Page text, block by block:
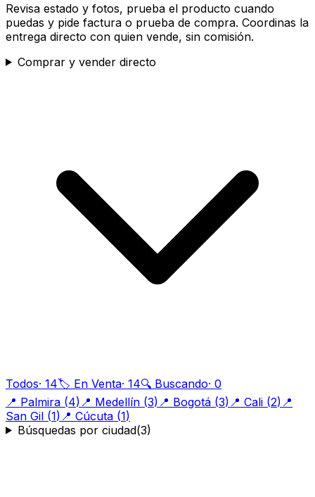
Revisa estado y fotos, prueba el producto cuando
puedas y pide factura o prueba de compra. Coordinas la
entrega directo con quien vende, sin comisión.
Comprar y vender directo
Todos· 14🏷️ En Venta· 14🔍 Buscando· 0
📍 Palmira (4) 📍 Medellín (3) 📍 Bogotá (3) 📍 Cali (2) 📍
San Gil (1) 📍 Cúcuta (1)
Búsquedas por ciudad(3)